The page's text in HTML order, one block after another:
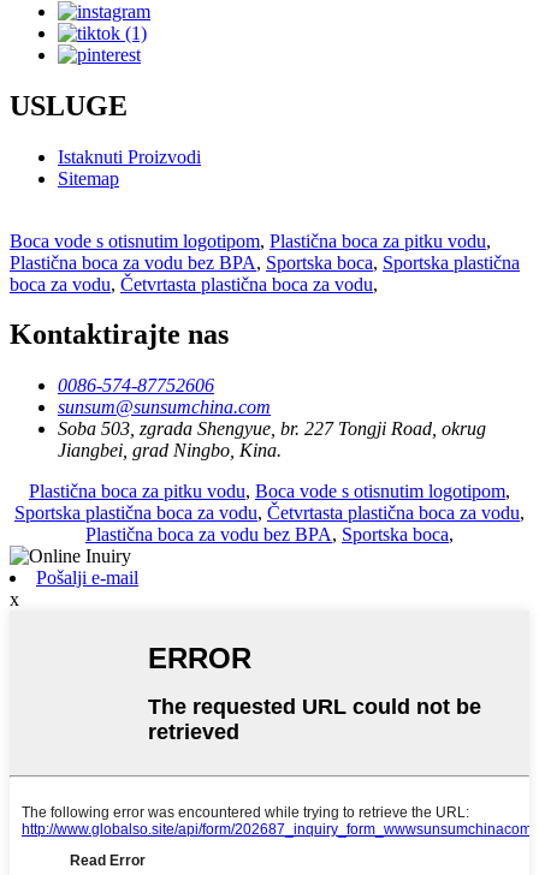
USLUGE
Istaknuti Proizvodi
Sitemap
Boca vode s otisnutim logotipom, Plastična boca za pitku vodu,
Plastična boca za vodu bez BPA, Sportska boca, Sportska plastična
boca za vodu, Četvrtasta plastična boca za vodu,
Kontaktirajte nas
0086-574-87752606
sunsum@sunsumchina.com
Soba 503, zgrada Shengyue, br. 227 Tongji Road, okrug
Jiangbei, grad Ningbo, Kina.
Plastična boca za pitku vodu, Boca vode s otisnutim logotipom,
Sportska plastična boca za vodu, Četvrtasta plastična boca za vodu,
Plastična boca za vodu bez BPA, Sportska boca,
Pošalji e-mail
x